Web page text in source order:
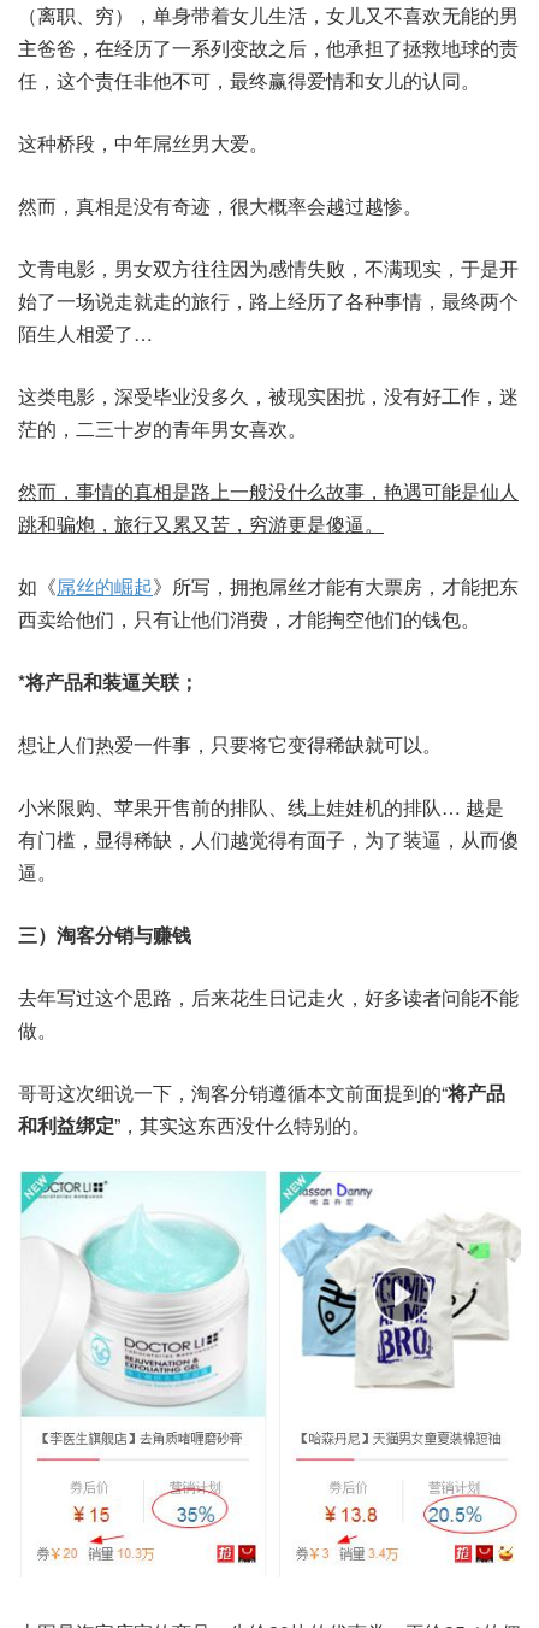
（离职、穷），单身带着女儿生活，女儿又不喜欢无能的男
主爸爸，在经历了一系列变故之后，他承担了拯救地球的责
任，这个责任非他不可，最终赢得爱情和女儿的认同。
这种桥段，中年屌丝男大爱。
然而，真相是没有奇迹，很大概率会越过越惨。
文青电影，男女双方往往因为感情失败，不满现实，于是开
始了一场说走就走的旅行，路上经历了各种事情，最终两个
陌生人相爱了…
这类电影，深受毕业没多久，被现实困扰，没有好工作，迷
茫的，二三十岁的青年男女喜欢。
然而，事情的真相是路上一般没什么故事，艳遇可能是仙人
跳和骗炮，旅行又累又苦，穷游更是傻逼。
如《屌丝的崛起》所写，拥抱屌丝才能有大票房，才能把东
西卖给他们，只有让他们消费，才能掏空他们的钱包。
*将产品和装逼关联；
想让人们热爱一件事，只要将它变得稀缺就可以。
小米限购、苹果开售前的排队、线上娃娃机的排队… 越是
有门槛，显得稀缺，人们越觉得有面子，为了装逼，从而傻
逼。
三）淘客分销与赚钱
去年写过这个思路，后来花生日记走火，好多读者问能不能
做。
哥哥这次细说一下，淘客分销遵循本文前面提到的“将产品
和利益绑定”，其实这东西没什么特别的。